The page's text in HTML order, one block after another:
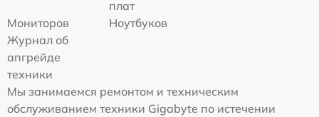
плат
Мониторов
Ноутбуков
Журнал об
апгрейде
техники
Мы занимаемся ремонтом и техническим
обслуживанием техники Gigabyte по истечении